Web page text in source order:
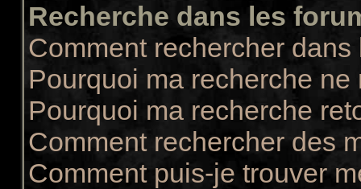
Recherche dans les
Comment rechercher dans
Pourquoi ma recherche
Pourquoi ma recherche
Comment rechercher des
Comment puis-je trouver